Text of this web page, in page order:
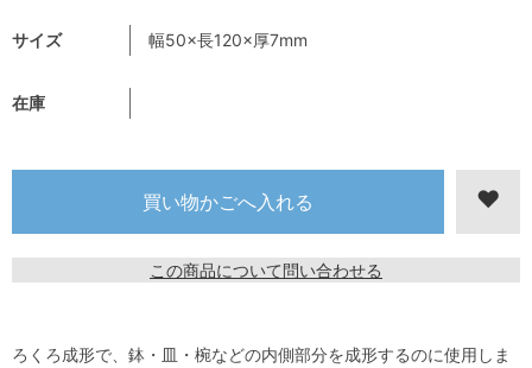
サイズ 幅50×長120×厚7mm
在庫
この商品について問い合わせる
ろくろ成形で、鉢・皿・椀などの内側部分を成形するのに使用しま